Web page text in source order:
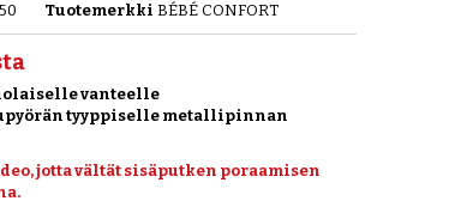
Tuotemerkki BÉBÉ CONFORT
vanteelle
tyyppiselle metallipinnan
jotta vältät sisäputken poraamisen